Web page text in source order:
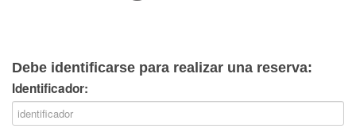
Debe identificarse para realizar una reserva:
Identificador: